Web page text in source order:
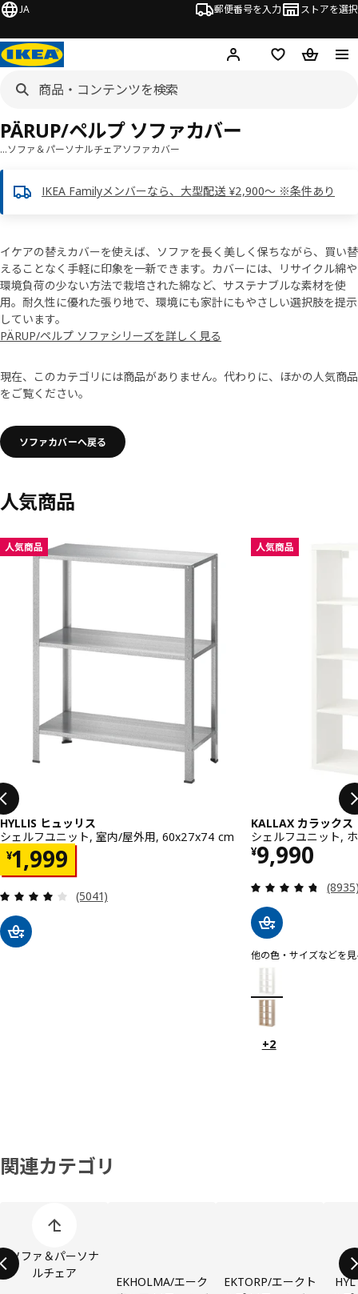
JA 郵便番号を入力 ストアを選択
ログイン・新規入会
欲しいものリスト
カート
…ソファ＆パーソナルチェアソファカバー
IKEA Familyメンバーなら、大型配送 ¥2,900～ ※条件あり
PÄRUP/ペルプ ソファカバー
イケアの替えカバーを使えば、ソファを長く美しく保ちながら、買い替
えることなく手軽に印象を一新できます。カバーには、リサイクル綿や
環境負荷の少ない方法で栽培された綿など、サステナブルな素材を使
用。耐久性に優れた張り地で、環境にも家計にもやさしい選択肢を提示
しています。
PÄRUP/ペルプ ソファシリーズを詳しく見る
現在、このカテゴリには商品がありません。代わりに、ほかの人気商品
をご覧ください。
ソファカバーへ戻る
人気商品
リストをスキップ
人気商品
HYLLIS ヒュッリス
シェルフユニット, 室内/屋外用, 60x27x74 cm
¥1,999
価格 ¥ 1999
レビュー: 4.1 から 5 星です。 総レビュー数:
(5041)
人気商品
KALLAX カラックス
シェルフユニット,
¥9,990
価格 ¥
レビ
他の色・サイズなどを
KALLAX カラックス
オプション:
オプション:
+2
関連カテゴリ
ソファ＆パーソナ
ルチェア
EKHOLMA/エーク
EKTORP/エークト